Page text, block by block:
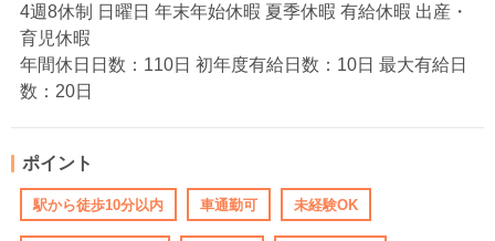
4週8休制 日曜日 年末年始休暇 夏季休暇 有給休暇 出産・
育児休暇
年間休日日数：110日 初年度有給日数：10日 最大有給日
数：20日
ポイント
駅から徒歩10分以内 車通勤可 未経験OK